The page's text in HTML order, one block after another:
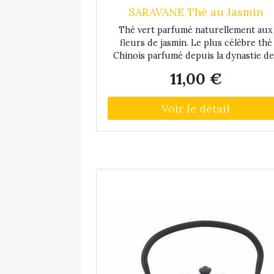
SARAVANE Thé au Jasmin
Thé vert parfumé naturellement aux
fleurs de jasmin. Le plus célèbre thé
Chinois parfumé depuis la dynastie
11,00 €